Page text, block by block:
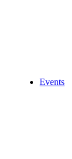
Events